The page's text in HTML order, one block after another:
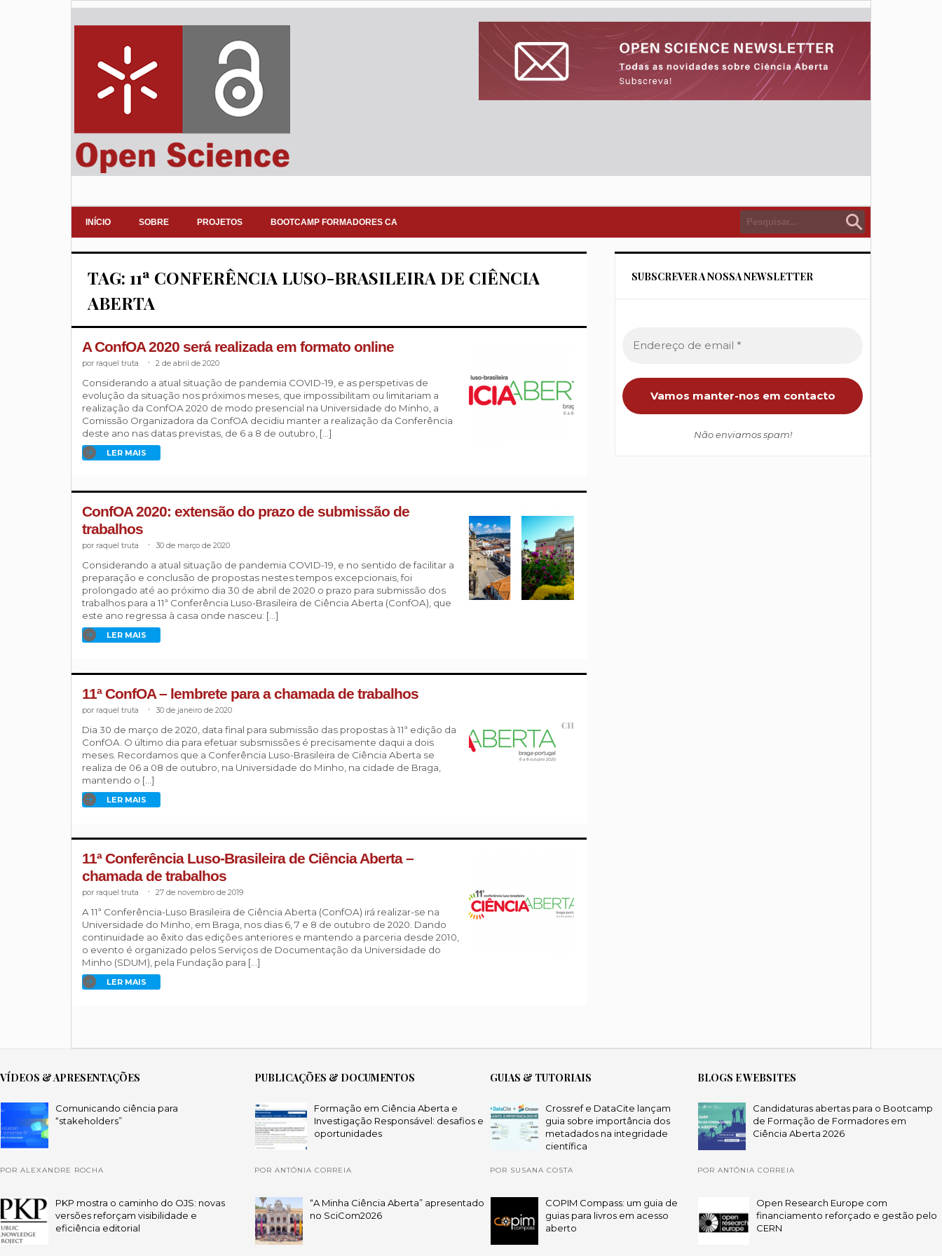
INÍCIO SOBRE PROJETOS BOOTCAMP FORMADORES CA
TAG: 11ª CONFERÊNCIA LUSO-BRASILEIRA DE CIÊNCIA
ABERTA
A ConfOA 2020 será realizada em formato online
raquel truta 2 de abril de 2020
Considerando a atual situação de pandemia COVID-19, e as perspetivas de
evolução da situação nos próximos meses, que impossibilitam ou limitariam a
realização da ConfOA 2020 de modo presencial na Universidade do Minho, a
Comissão Organizadora da ConfOA decidiu manter a realização da Conferência
deste ano nas datas previstas, de 6 a 8 de outubro, […]
LER MAIS
ConfOA 2020: extensão do prazo de submissão de
trabalhos
raquel truta 30 de março de 2020
Considerando a atual situação de pandemia COVID-19, e no sentido de facilitar a
preparação e conclusão de propostas nestes tempos excepcionais, foi
prolongado até ao próximo dia 30 de abril de 2020 o prazo para submissão dos
trabalhos para a 11ª Conferência Luso-Brasileira de Ciência Aberta (ConfOA), que
este ano regressa à casa onde nasceu: […]
LER MAIS
11ª ConfOA – lembrete para a chamada de trabalhos
raquel truta 30 de janeiro de 2020
Dia 30 de março de 2020, data final para submissão das propostas à 11ª edição da
ConfOA. O último dia para efetuar subsmissões é precisamente daqui a dois
meses. Recordamos que a Conferência Luso-Brasileira de Ciência Aberta se
realiza de 06 a 08 de outubro, na Universidade do Minho, na cidade de Braga,
mantendo o […]
LER MAIS
11ª Conferência Luso-Brasileira de Ciência Aberta –
chamada de trabalhos
raquel truta 27 de novembro de 2019
A 11ª Conferência-Luso Brasileira de Ciência Aberta (ConfOA) irá realizar-se na
Universidade do Minho, em Braga, nos dias 6, 7 e 8 de outubro de 2020. Dando
continuidade ao êxito das edições anteriores e mantendo a parceria desde 2010,
o evento é organizado pelos Serviços de Documentação da Universidade do
Minho (SDUM), pela Fundação para […]
LER MAIS
SUBSCREVER A NOSSA NEWSLETTER
Não enviamos spam!
VÍDEOS & APRESENTAÇÕES
Comunicando ciência para
“stakeholders”
POR ALEXANDRE ROCHA
PKP mostra o caminho do OJS: novas
versões reforçam visibilidade e
eficiência editorial
PUBLICAÇÕES & DOCUMENTOS
Formação em Ciência Aberta e
Investigação Responsável: desafios e
oportunidades
POR ANTÓNIA CORREIA
“A Minha Ciência Aberta” apresentado
no SciCom2026
GUIAS & TUTORIAIS
Crossref e DataCite lançam
guia sobre importância dos
metadados na integridade
científica
POR SUSANA COSTA
COPIM Compass: um guia de
guias para livros em acesso
aberto
BLOGS E WEBSITES
Candidaturas abertas para o Bootcamp
de Formação de Formadores em
Ciência Aberta 2026
POR ANTÓNIA CORREIA
Open Research Europe com
financiamento reforçado e gestão pelo
CERN